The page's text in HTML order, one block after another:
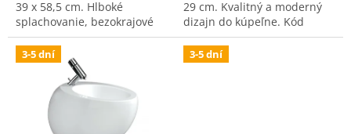
39 x 58,5 cm. Hlboké
splachovanie, bezokrajové
prevedenie, moderný dizajn
a vysoká úroveň hygieny.
29 cm. Kvalitný a moderný
dizajn do kúpeľne. Kód
výrobku: 8409754000001.
3-5 dní 3-5 dní